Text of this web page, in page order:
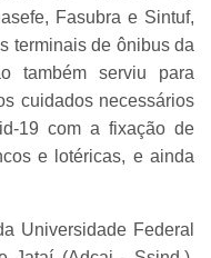
Fasubra e Sintuf,
terminais de ônibus da
também serviu para
cuidados necessários
19 com a fixação de
e lotéricas, e ainda
Universidade Federal